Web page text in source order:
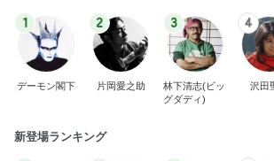
1
デーモン閣下
2
片岡愛之助
3
林下清志(ビッ
グダディ)
4
沢田
新登場ランキング